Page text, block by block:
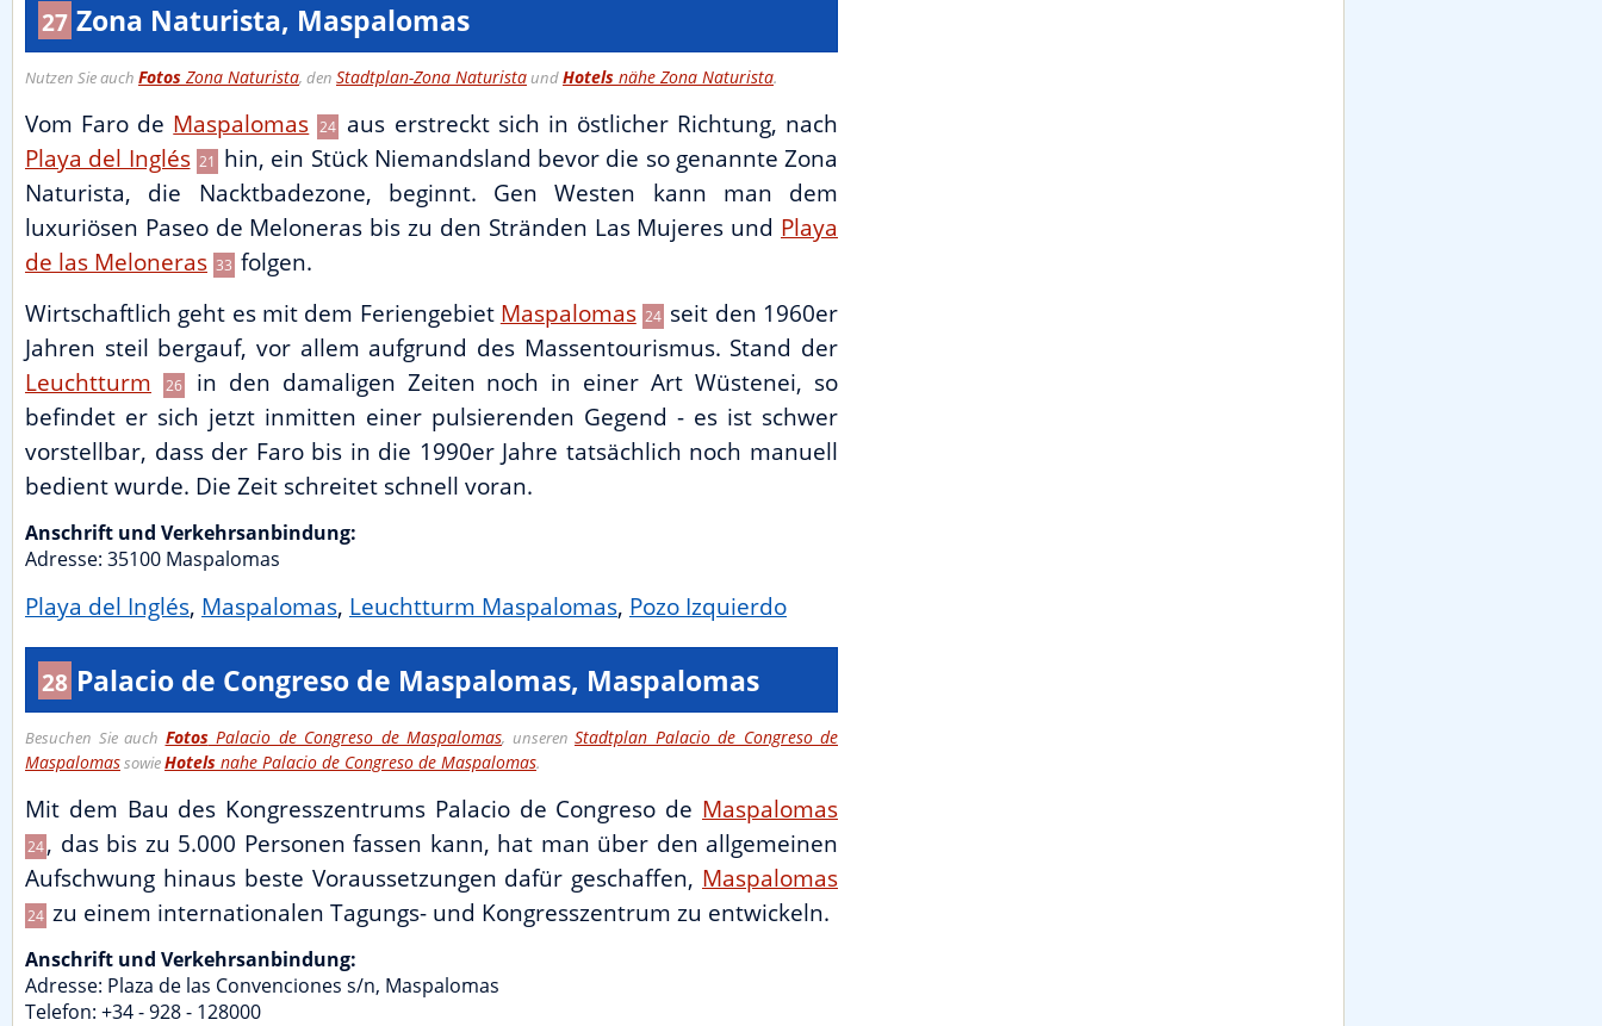
27 Zona Naturista, Maspalomas
Nutzen Sie auch Fotos Zona Naturista, den Stadtplan-Zona NaturistaundHotels nähe Zona Naturista.
Vom Faro de Maspalomas 24 aus erstreckt sich in östlicher Richtung, nach
Playa del Inglés 21 hin, ein Stück Niemandsland bevor die so genannte Zona
Naturista, die Nacktbadezone, beginnt. Gen Westen kann man dem
luxuriösen Paseo de Meloneras bis zu den Stränden Las Mujeres und Playa
de las Meloneras 33 folgen.
Wirtschaftlich geht es mit dem Feriengebiet Maspalomas 24 seit den 1960er
Jahren steil bergauf, vor allem aufgrund des Massentourismus. Stand der
Leuchtturm
26in den damaligen Zeiten noch in einer Art Wüstenei, so
befindet er sich jetzt inmitten einer pulsierenden Gegend - es ist schwer
vorstellbar, dass der Faro bis in die 1990er Jahre tatsächlich noch manuell
bedient wurde. Die Zeit schreitet schnell voran.
Anschrift und Verkehrsanbindung:
Adresse: 35100 Maspalomas
Playa del Inglés, Maspalomas, Leuchtturm Maspalomas, Pozo Izquierdo
28 Palacio de Congreso de Maspalomas, Maspalomas
Besuchen Sie auch FotosPalacio de Congreso de Maspalomas, unseren Stadtplan Palacio de Congreso de
MaspalomassowieHotels nahe Palacio de Congreso de Maspalomas.
Mit dem Bau des Kongresszentrums Palacio de Congreso de Maspalomas
24, das bis zu 5.000 Personen fassen kann, hat man über den allgemeinen
Aufschwung hinaus beste Voraussetzungen dafür geschaffen, Maspalomas
24 zu einem internationalen Tagungs- und Kongresszentrum zu entwickeln.
Anschrift und Verkehrsanbindung:
Adresse: Plaza de las Convenciones s/n, Maspalomas
Telefon: +34 - 928 - 128000